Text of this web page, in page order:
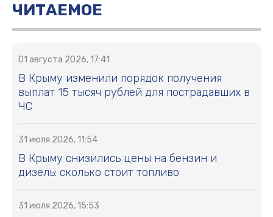
ЧИТАЕМОЕ
01 августа 2026, 17:41
В Крыму изменили порядок получения
выплат 15 тысяч рублей для пострадавших в
ЧС
31 июля 2026, 11:54
В Крыму снизились цены на бензин и
дизель: сколько стоит топливо
31 июля 2026, 15:53